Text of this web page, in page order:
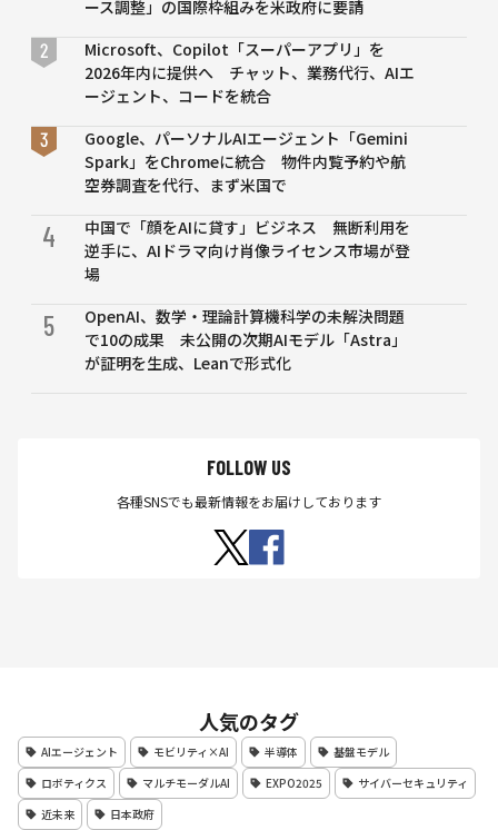
ース調整」の国際枠組みを米政府に要請
Microsoft、Copilot「スーパーアプリ」を
2026年内に提供へ チャット、業務代行、AIエ
ージェント、コードを統合
Google、パーソナルAIエージェント「Gemini
Spark」をChromeに統合 物件内覧予約や航
空券調査を代行、まず米国で
4
中国で「顔をAIに貸す」ビジネス 無断利用を
逆手に、AIドラマ向け肖像ライセンス市場が登
場
5
OpenAI、数学・理論計算機科学の未解決問題
で10の成果 未公開の次期AIモデル「Astra」
が証明を生成、Leanで形式化
FOLLOW US
各種SNSでも最新情報をお届けしております
人気のタグ
AIエージェント モビリティ×AI 半導体
基盤モデル
ロボティクス
マルチモーダルAI EXPO2025
サイバーセキュリティ
近未来
日本政府